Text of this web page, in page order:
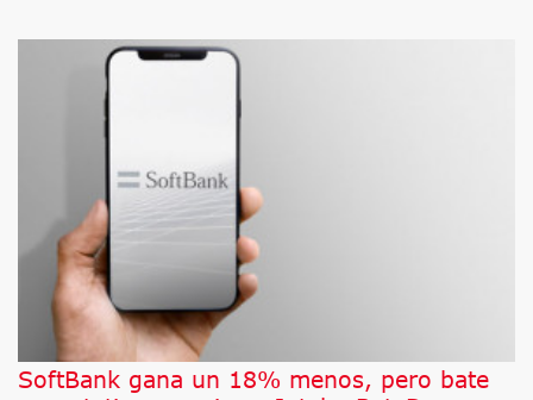
SoftBank gana un 18% menos, pero bate